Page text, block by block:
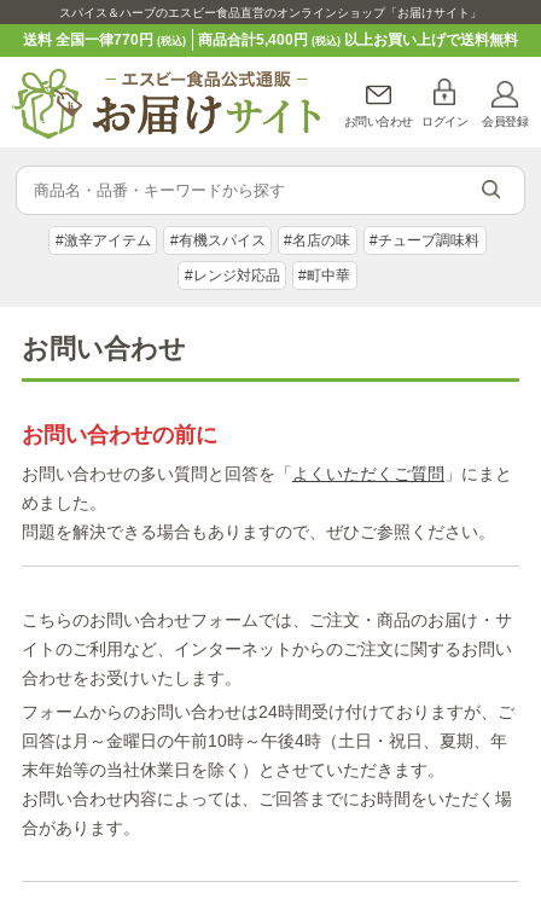
スパイス＆ハーブのエスビー食品直営のオンラインショップ「お届けサイト」
送料 全国一律770円(税込) 商品合計5,400円 (税込)以上お買い上げで送料無料
お問い合わせ ログイン 会員登録
#激辛アイテム #有機スパイス #名店の味 #チューブ調味料
#レンジ対応品 #町中華
お問い合わせ
お問い合わせの前に
お問い合わせの多い質問と回答を「 よくいただくご質問 」にまと
めました。
問題を解決できる場合もありますので、ぜひご参照ください。
こちらのお問い合わせフォームでは、ご注文・商品のお届け・サ
イトのご利用など、インターネットからのご注文に関するお問い
合わせをお受けいたします。
フォームからのお問い合わせは24時間受け付けておりますが、ご
回答は月～金曜日の午前10時～午後4時（土日・祝日、夏期、年
末年始等の当社休業日を除く）とさせていただきます。
お問い合わせ内容によっては、ご回答までにお時間をいただく場
合があります。